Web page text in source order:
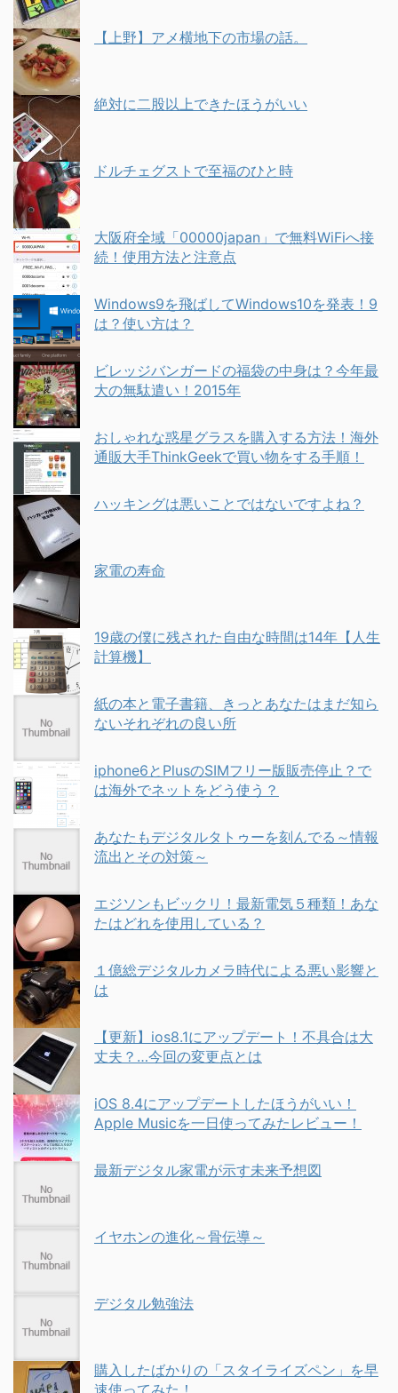
【上野】アメ横地下の市場の話。
絶対に二股以上できたほうがいい
ドルチェグストで至福のひと時
大阪府全域「00000japan」で無料WiFiへ接
続！使用方法と注意点
Windows9を飛ばしてWindows10を発表！9
は？使い方は？
ビレッジバンガードの福袋の中身は？今年最
大の無駄遣い！2015年
おしゃれな惑星グラスを購入する方法！海外
通販大手ThinkGeekで買い物をする手順！
ハッキングは悪いことではないですよね？
家電の寿命
19歳の僕に残された自由な時間は14年【人生
計算機】
紙の本と電子書籍、きっとあなたはまだ知ら
ないそれぞれの良い所
iphone6とPlusのSIMフリー版販売停止？で
は海外でネットをどう使う？
あなたもデジタルタトゥーを刻んでる～情報
流出とその対策～
エジソンもビックリ！最新電気５種類！あな
たはどれを使用している？
１億総デジタルカメラ時代による悪い影響と
は
【更新】ios8.1にアップデート！不具合は大
丈夫？…今回の変更点とは
iOS 8.4にアップデートしたほうがいい！
Apple Musicを一日使ってみたレビュー！
最新デジタル家電が示す未来予想図
イヤホンの進化～骨伝導～
デジタル勉強法
購入したばかりの「スタイライズペン」を早
速使ってみた！